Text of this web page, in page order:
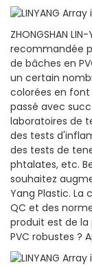
ZHONGSHAN
recommandée
de bâches en
un certain
colorées en font
passé avec
laboratoires de
des tests
des tests de
phtalates, etc.
souhaitez
Yang Plastic. La
QC et des
produit est de la
PVC robustes ?